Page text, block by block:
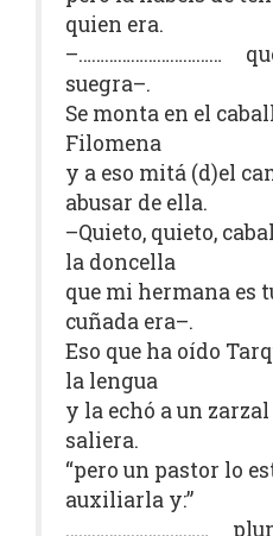
quien era.
–……………………………
suegra–.
Se monta en el
Filomena
y a eso mitá (d)el
abusar de ella.
–Quieto, quieto,
la doncella
que mi hermana
cuñada era–.
Eso que ha oído
la lengua
y la echó a un
saliera.
“pero un pastor lo
auxiliarla y:”
……………………………